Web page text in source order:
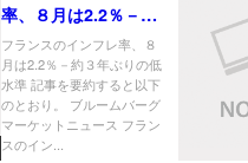
率、８月は2.2％－約
３年ぶりの低水準
フランスのインフレ率、８
月は2.2％－約３年ぶりの低
水準 記事を要約すると以下
のとおり。 ブルームバーグ
マーケットニュース フラン
スのイン...